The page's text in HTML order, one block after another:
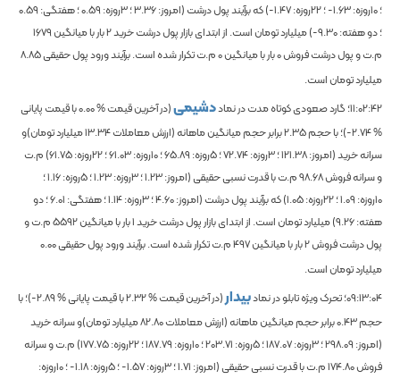
؛ 10روزه:
-1.63؛ 22روزه: -1.47) که برآیند پول درشت (امروز:3.36؛ 3روزه: 0.59؛ هفتگی:0.59
؛ دو هفته:-9.30) میلیارد تومان است. از ابتدای بازار پول درشت خرید2بار با میانگین1679
م.ت و پول درشت فروش0بار با میانگین0م.ت تکرار شده است. برآیند ورود پول حقیقی8.85
میلیارد تومان است.
11:02:42؛ گارد صعودی کوتاه مدت در نماددشیمی(در آخرین قیمت %0.00با قیمت پایانی
%
-2.74)؛با حجم2.35برابر حجم میانگین ماهانه(ارزش معاملات13.34میلیارد تومان)و
سرانه خرید (امروز:121.38؛ 3روزه: 72.74؛ 5روزه: 65.89؛ 10روزه: 61.03؛ 22روزه: 61.75) م.ت
و سرانه فروش98.68م.ت با قدرت نسبی حقیقی (امروز:1.23؛ 3روزه: 1.23؛ 5روزه: 1.16؛
10روزه:
1.09؛ 22روزه: 1.05) که برآیند پول درشت (امروز:4.60؛ 3روزه: 1.14؛ هفتگی: 6.01؛ دو
هفته:9.26) میلیارد تومان است. از ابتدای بازار پول درشت خرید1بار با میانگین5592م.ت و
پول درشت فروش2بار با میانگین497م.ت تکرار شده است. برآیند ورود پول حقیقی0.00
میلیارد تومان است.
09:13:04؛ تحرک ویژه تابلو در نمادبیدار(در آخرین قیمت %2.32با قیمت پایانی %-2.89)؛با
حجم0.43برابر حجم میانگین ماهانه(ارزش معاملات82.80میلیارد تومان)و سرانه خرید
(امروز:298.09؛ 3روزه: 187.07؛ 5روزه: 203.71؛ 10روزه: 187.79؛ 22روزه: 177.75) م.ت و سرانه
فروش174.80م.ت با قدرت نسبی حقیقی (امروز: 1.71؛ 3روزه: -1.57؛ 5روزه: -1.18؛ 10روزه: